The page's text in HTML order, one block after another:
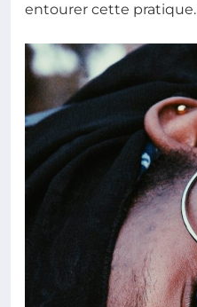
entourer cette pratique.